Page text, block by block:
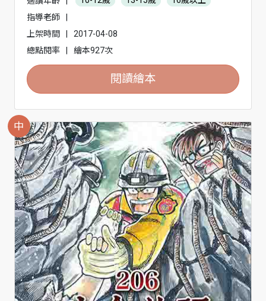
指導老師
上架時間
2017-04-08
總點閱率
繪本927次
閱讀繪本
中